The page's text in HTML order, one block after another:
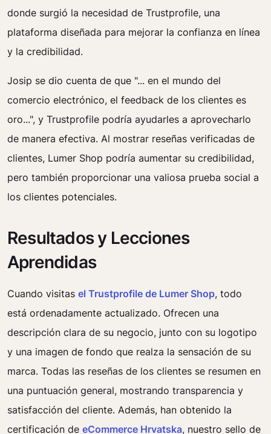
donde surgió la necesidad de Trustprofile, una
plataforma diseñada para mejorar la confianza en línea
y la credibilidad.
Josip se dio cuenta de que "... en el mundo del
comercio electrónico, el feedback de los clientes es
oro...", y Trustprofile podría ayudarles a aprovecharlo
de manera efectiva. Al mostrar reseñas verificadas de
clientes, Lumer Shop podría aumentar su credibilidad,
pero también proporcionar una valiosa prueba social a
los clientes potenciales.
Resultados y Lecciones
Aprendidas
Cuando visitas el Trustprofile de Lumer Shop, todo
está ordenadamente actualizado. Ofrecen una
descripción clara de su negocio, junto con su logotipo
y una imagen de fondo que realza la sensación de su
marca. Todas las reseñas de los clientes se resumen en
una puntuación general, mostrando transparencia y
satisfacción del cliente. Además, han obtenido la
certificación de eCommerce Hrvatska, nuestro sello de